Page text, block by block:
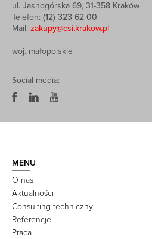
ul. Jasnogórska 69, 31-358 Kraków
Telefon: (12) 323 62 00
Mail: zakupy@csi.krakow.pl
woj. małopolskie
Social media:
MENU
O nas
Aktualności
Consulting techniczny
Referencje
Praca